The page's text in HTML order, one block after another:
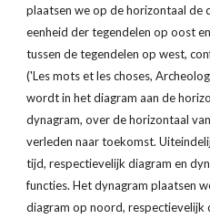
plaatsen we op de horizontaal de
eenheid der tegendelen op oost
tussen de tegendelen op west,
('Les mots et les choses,
wordt in het diagram aan de
dynagram, over de horizontaal
verleden naar toekomst.
tijd, respectievelijk diagram en
functies. Het dynagram plaatsen
diagram op noord, respectievelijk